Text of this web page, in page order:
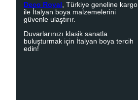
Deco Royal , Türkiye geneline kargo
ile İtalyan boya malzemelerini
güvenle ulaştırır.
Duvarlarınızı klasik sanatla
buluşturmak için İtalyan boya tercih
edin!